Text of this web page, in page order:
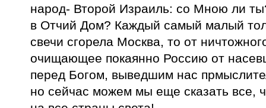
народ- Второй Израиль: со Мною ли
в Отчий Дом? Каждый самый малый
свечи сгорела Москва, то от
очищающее покаянно Россию от
перед Богом, выведшим нас
но сейчас можем мы еще сказать все,